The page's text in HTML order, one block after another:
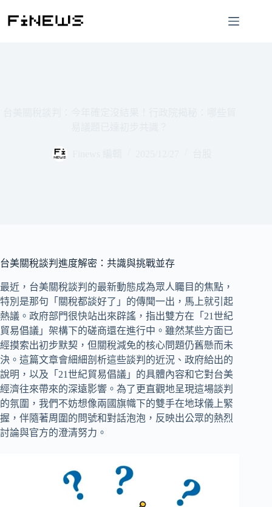
台美關稅談判進度解密：共識與挑戰並存
最近，台美關稅談判的最新動態成為眾人矚目的焦點，
特別是那句「關稅都談好了」的傳聞一出，馬上就引起
熱議。政府部門很快站出來辟謠，指出雙方在「21世紀
貿易倡議」架構下的磋商還在進行中。雖然某些方面已
經摸索出初步默契，但關稅減免的核心問題仍舊懸而未
決。這篇文章會細細剖析這些談判的近況、政府給出的
說明，以及「21世紀貿易倡議」的具體內容和它對台美
經濟往來帶來的深遠影響。為了更直觀地呈現這場談判
的氛圍，我們不妨想像兩國旗幟下的雙手在地球儀上緊
握，伴隨著周圍的問號和對話泡泡，反映出公眾的熱烈
討論與官方的澄清努力。